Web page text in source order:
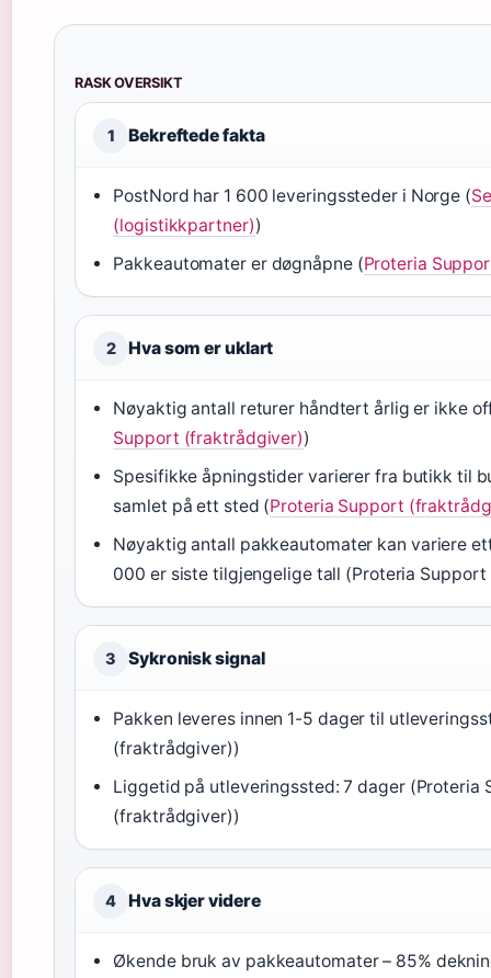
RASK OVERSIKT
1 Bekreftede fakta
PostNord har 1 600 leveringssteder i Norge (
(logistikkpartner))
Pakkeautomater er døgnåpne (Proteria
2 Hva som er uklart
Nøyaktig antall returer håndtert årlig er ikke
Support (fraktrådgiver))
Spesifikke åpningstider varierer fra butikk til
samlet på ett sted (Proteria Support
Nøyaktig antall pakkeautomater kan variere
000 er siste tilgjengelige tall (Proteria
3 Sykronisk signal
Pakken leveres innen 1-5 dager til
(fraktrådgiver))
Liggetid på utleveringssted: 7 dager (Proteria
(fraktrådgiver))
4 Hva skjer videre
Økende bruk av pakkeautomater – 85%